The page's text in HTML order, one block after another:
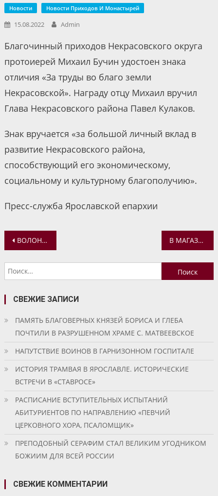
Новости Новости Приходов И Монастырей
15.08.2022 Admin
Благочинный приходов Некрасовского округа
протоиерей Михаил Бучин удостоен знака
отличия «За труды во благо земли
Некрасовской». Награду отцу Михаил вручил
Глава Некрасовского района Павел Кулаков.
Знак вручается «за большой личный вклад в
развитие Некрасовского района,
способствующий его экономическому,
социальному и культурному благополучию».
Пресс-служба Ярославской епархии
Навигация
по
записям
ВОЛОНТЕРЫ ПРОДОЛЖАЮТ РАБОТАТЬ НА ТЕРРИТОРИИ ПОЛУРАЗРУШЕННОГО КРЕСТОВОЗДВИЖЕНСКОГО ХРАМА В СИДОРКОВО В МАГАЗИН «ПРАВОСЛАВНЫЙ МИР» ПОСТУПИЛИ КАЛЕНДАРИ НА 2023 ГОД
Найти:
СВЕЖИЕ ЗАПИСИ
ПАМЯТЬ БЛАГОВЕРНЫХ КНЯЗЕЙ БОРИСА И ГЛЕБА
ПОЧТИЛИ В РАЗРУШЕННОМ ХРАМЕ С. МАТВЕЕВСКОЕ
НАПУТСТВИЕ ВОИНОВ В ГАРНИЗОННОМ ГОСПИТАЛЕ
ИСТОРИЯ ТРАМВАЯ В ЯРОСЛАВЛЕ. ИСТОРИЧЕСКИЕ
ВСТРЕЧИ В «СТАВРОСЕ»
РАСПИСАНИЕ ВСТУПИТЕЛЬНЫХ ИСПЫТАНИЙ
АБИТУРИЕНТОВ ПО НАПРАВЛЕНИЮ «ПЕВЧИЙ
ЦЕРКОВНОГО ХОРА, ПСАЛОМЩИК»
ПРЕПОДОБНЫЙ СЕРАФИМ СТАЛ ВЕЛИКИМ УГОДНИКОМ
БОЖИИМ ДЛЯ ВСЕЙ РОССИИ
СВЕЖИЕ КОММЕНТАРИИ